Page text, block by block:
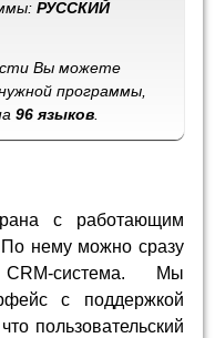
РУССКИЙ
Вы можете
программы,
96 языков
с работающим
нему можно сразу
система. Мы
с поддержкой
пользовательский